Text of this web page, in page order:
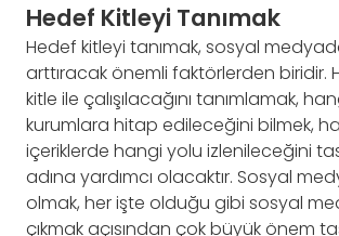
Hedef Kitleyi Tanımak
Hedef kitleyi tanımak, sosyal
arttıracak önemli faktörlerden biridir.
kitle ile çalışılacağını tanımlamak,
kurumlara hitap edileceğini bilmek,
içeriklerde hangi yolu izlenileceğini
adına yardımcı olacaktır. Sosyal
olmak, her işte olduğu gibi sosyal
çıkmak açısından çok büyük önem